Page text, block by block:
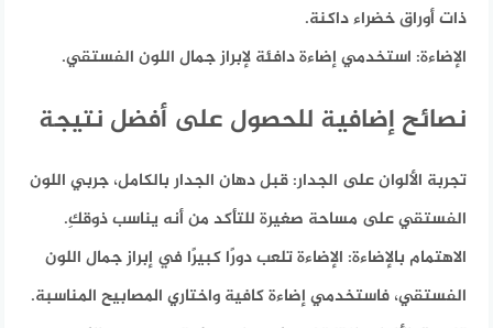
ذات أوراق خضراء داكنة.
الإضاءة: استخدمي إضاءة دافئة لإبراز جمال اللون الفستقي.
نصائح إضافية للحصول على أفضل نتيجة
تجربة الألوان على الجدار: قبل دهان الجدار بالكامل، جربي اللون
الفستقي على مساحة صغيرة للتأكد من أنه يناسب ذوقكِ.
الاهتمام بالإضاءة: الإضاءة تلعب دورًا كبيرًا في إبراز جمال اللون
الفستقي، فاستخدمي إضاءة كافية واختاري المصابيح المناسبة.